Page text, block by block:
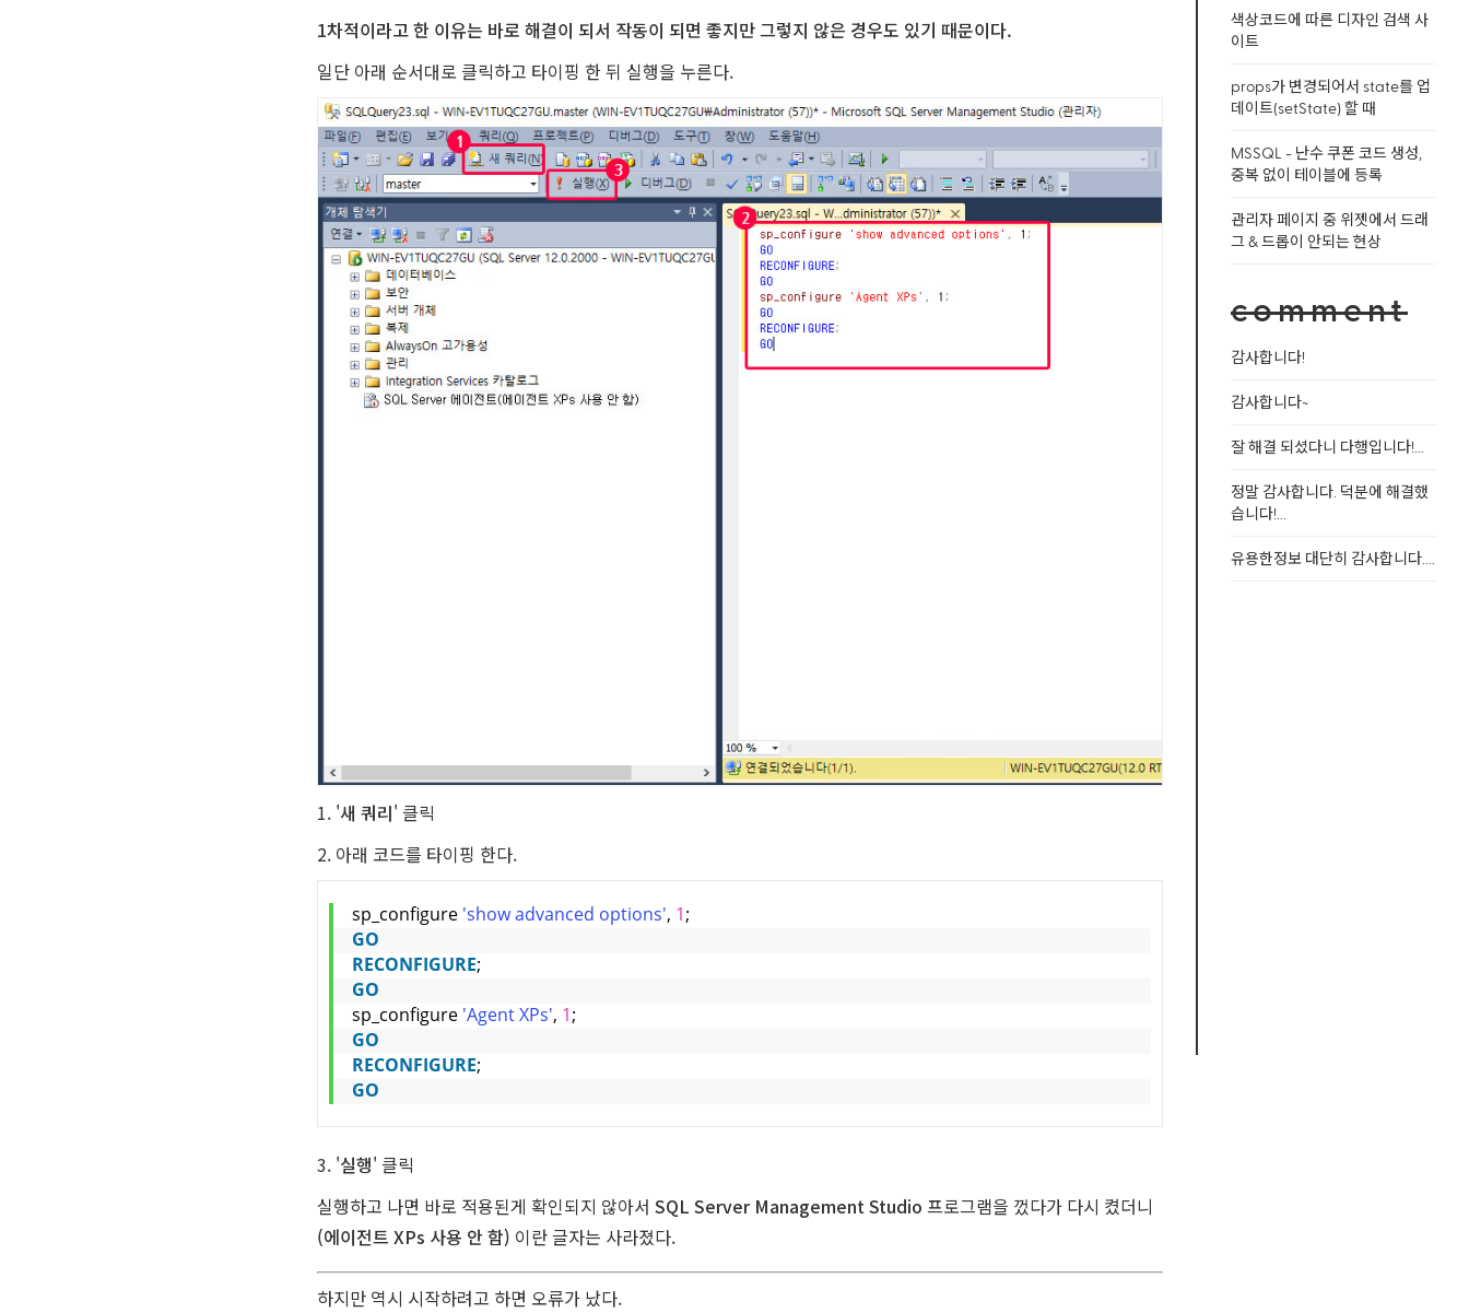
1차적이라고 한 이유는 바로 해결이 되서 작동이 되면 좋지만 그렇지 않은 경우도 있기 때문이다.
일단 아래 순서대로 클릭하고 타이핑 한 뒤 실행을 누른다.
1. '새 쿼리' 클릭
2. 아래 코드를 타이핑 한다.
sp_configure 'show advanced options', 1;
GO
RECONFIGURE;
GO
sp_configure 'Agent XPs', 1;
GO
RECONFIGURE;
GO
3. '실행' 클릭
실행하고 나면 바로 적용된게 확인되지 않아서 SQL Server Management Studio 프로그램을 껐다가 다시 켰더니
(에이전트 XPs 사용 안 함) 이란 글자는 사라졌다.
하지만 역시 시작하려고 하면 오류가 났다.
색상코드에 따른 디자인 검색 사
이트
props가 변경되어서 state를 업
데이트(setState) 할 때
MSSQL - 난수 쿠폰 코드 생성,
중복 없이 테이블에 등록
관리자 페이지 중 위젯에서 드래
그 & 드롭이 안되는 현상
comment
감사합니다!
감사합니다~
잘 해결 되셨다니 다행입니다!...
정말 감사합니다. 덕분에 해결했
습니다!...
유용한정보 대단히 감사합니다....